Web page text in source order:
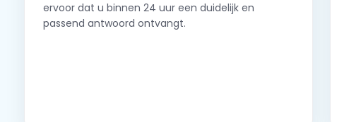
ervoor dat u binnen 24 uur een duidelijk en
passend antwoord ontvangt.